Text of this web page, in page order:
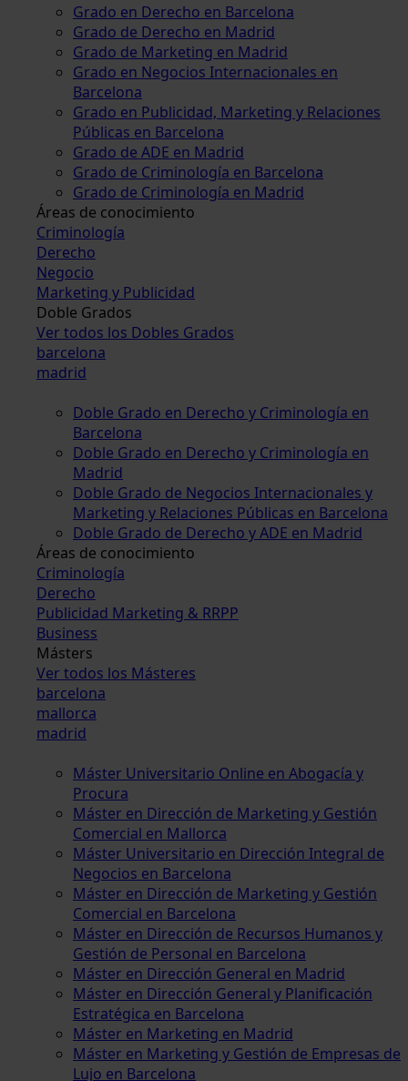
Grado en Derecho en Barcelona
Grado de Derecho en Madrid
Grado de Marketing en Madrid
Grado en Negocios Internacionales en
Barcelona
Grado en Publicidad, Marketing y Relaciones
Públicas en Barcelona
Grado de ADE en Madrid
Grado de Criminología en Barcelona
Grado de Criminología en Madrid
Áreas de conocimiento
Criminología
Derecho
Negocio
Marketing y Publicidad
Doble Grados
Ver todos los Dobles Grados
barcelona
madrid
Doble Grado en Derecho y Criminología en
Barcelona
Doble Grado en Derecho y Criminología en
Madrid
Doble Grado de Negocios Internacionales y
Marketing y Relaciones Públicas en Barcelona
Doble Grado de Derecho y ADE en Madrid
Áreas de conocimiento
Criminología
Derecho
Publicidad Marketing & RRPP
Business
Másters
Ver todos los Másteres
barcelona
mallorca
madrid
Máster Universitario Online en Abogacía y
Procura
Máster en Dirección de Marketing y Gestión
Comercial en Mallorca
Máster Universitario en Dirección Integral de
Negocios en Barcelona
Máster en Dirección de Marketing y Gestión
Comercial en Barcelona
Máster en Dirección de Recursos Humanos y
Gestión de Personal en Barcelona
Máster en Dirección General en Madrid
Máster en Dirección General y Planificación
Estratégica en Barcelona
Máster en Marketing en Madrid
Máster en Marketing y Gestión de Empresas de
Lujo en Barcelona